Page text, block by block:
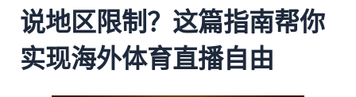
说地区限制？这篇指南帮你
实现海外体育直播自由